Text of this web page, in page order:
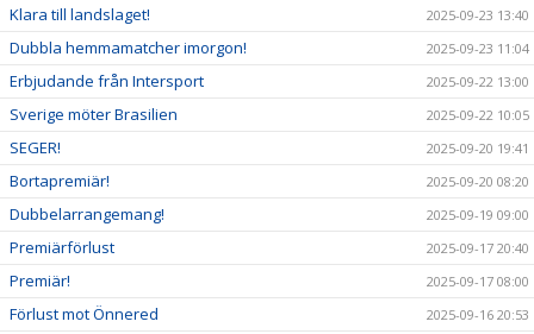
Klara till landslaget! 2025-09-23 13:40
Dubbla hemmamatcher imorgon! 2025-09-23 11:04
Erbjudande från Intersport 2025-09-22 13:00
Sverige möter Brasilien 2025-09-22 10:05
SEGER! 2025-09-20 19:41
Bortapremiär! 2025-09-20 08:20
Dubbelarrangemang! 2025-09-19 09:00
Premiärförlust 2025-09-17 20:40
Premiär! 2025-09-17 08:00
Förlust mot Önnered 2025-09-16 20:53